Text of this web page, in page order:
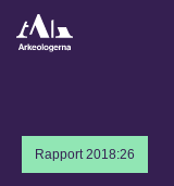
Rapport 2018:26